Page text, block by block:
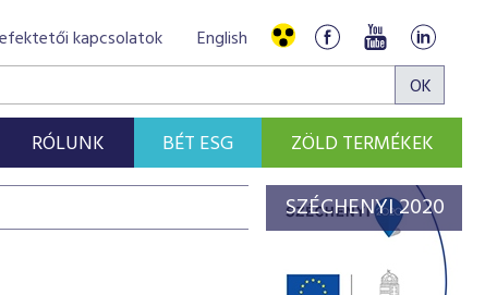
kapcsolatok English
RÓLUNK BÉT ESG ZÖLD TERMÉKEK
SZÉCHENYI 2020